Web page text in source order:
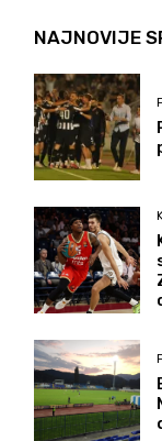
NAJNOVIJE